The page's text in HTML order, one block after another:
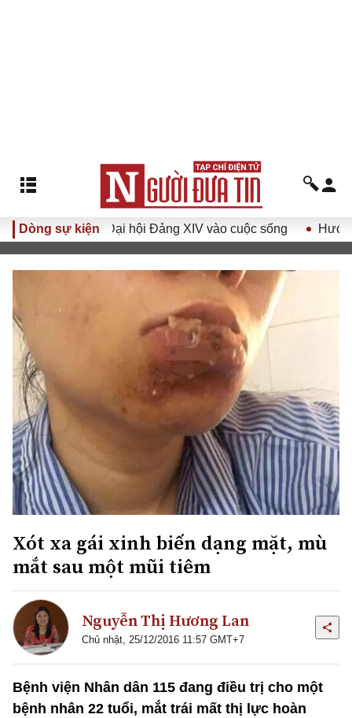
Dòng sự kiện
quyết Đại hội Đảng XIV vào cuộc sống Hướng tới Đại
Xót xa gái xinh biến dạng mặt, mù
mắt sau một mũi tiêm
Nguyễn Thị Hương Lan
Chủ nhật, 25/12/2016 11:57 GMT+7
Bệnh viện Nhân dân 115 đang điều trị cho một
bệnh nhân 22 tuổi, mắt trái mất thị lực hoàn